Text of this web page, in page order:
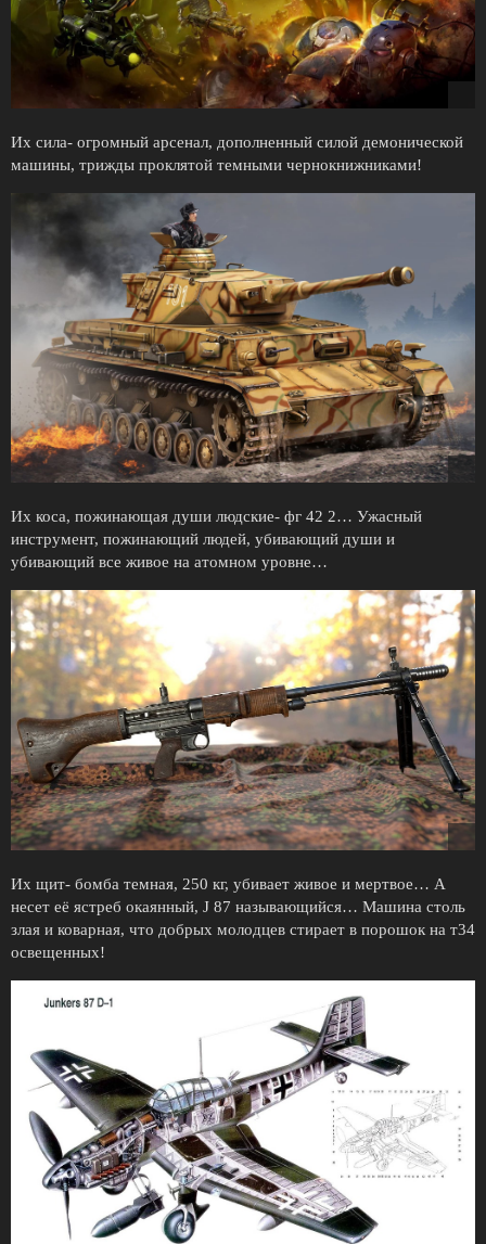
Их сила- огромный арсенал, дополненный силой демонической
машины, трижды проклятой темными чернокнижниками!
Их коса, пожинающая души людские- фг 42 2… Ужасный
инструмент, пожинающий людей, убивающий души и
убивающий все живое на атомном уровне…
Их щит- бомба темная, 250 кг, убивает живое и мертвое… А
несет её ястреб окаянный, J 87 называющийся… Машина столь
злая и коварная, что добрых молодцев стирает в порошок на т34
освещенных!